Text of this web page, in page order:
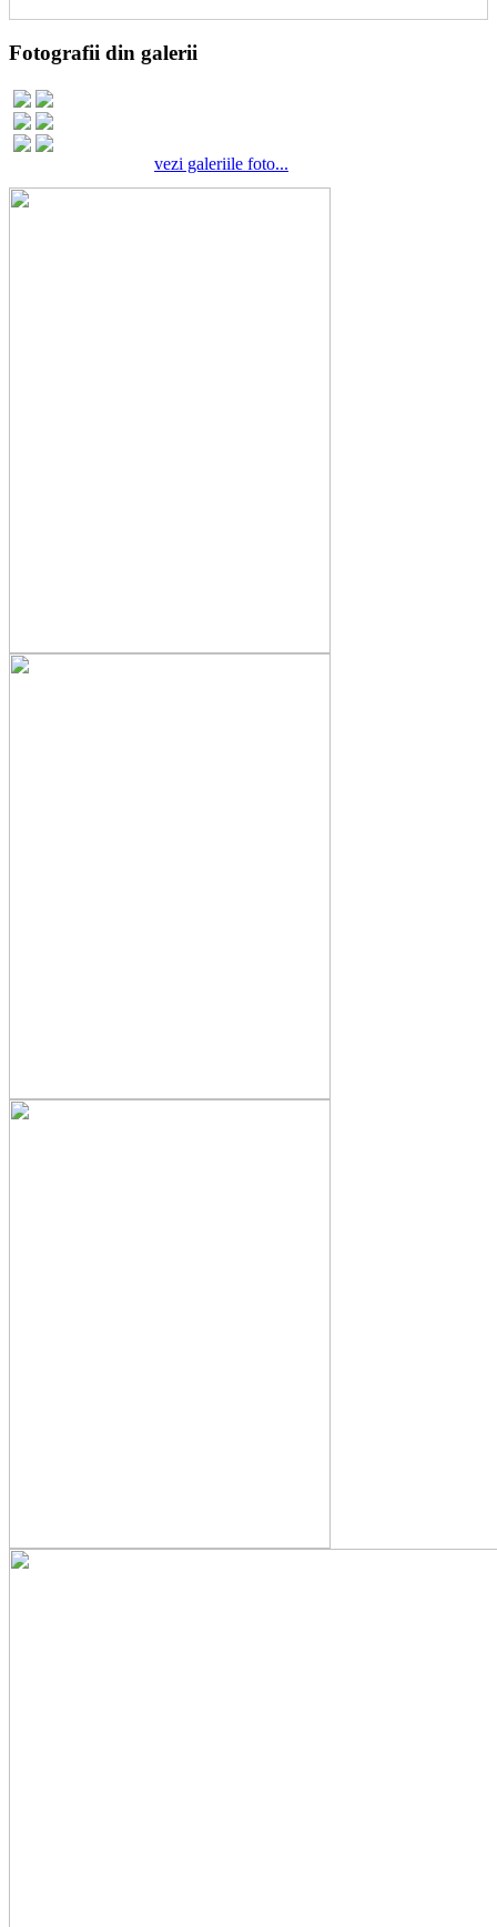
Fotografii din galerii
vezi galeriile foto...